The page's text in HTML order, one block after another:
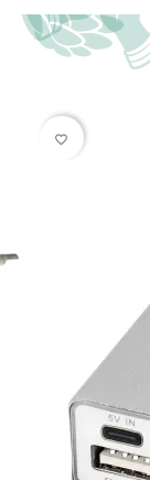
favorite_border